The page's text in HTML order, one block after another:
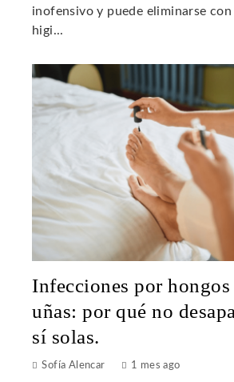
inofensivo y puede eliminarse con
higi...
Infecciones por hongos
uñas: por qué no
sí solas.
Sofía Alencar 1 mes ago